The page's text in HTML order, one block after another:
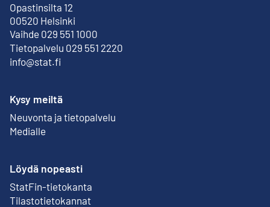
Opastinsilta 12
00520 Helsinki
Ulkoinen linkki
Vaihde 029 551 1000
Tietopalvelu 029 551 2220
info@stat.fi
Kysy meiltä
Neuvonta ja tietopalvelu
Medialle
Löydä nopeasti
StatFin-tietokanta
Ulkoinen linkki
Tilastotietokannat